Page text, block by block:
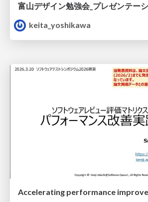
富山デザイン勉強会_プレゼンテー
keita_yoshikawa